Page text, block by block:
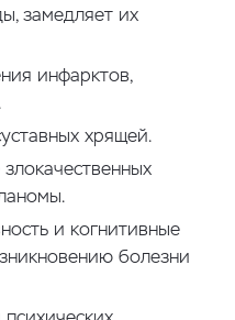
замедляет их
инфарктов,
хрящей.
и когнитивные
болезни